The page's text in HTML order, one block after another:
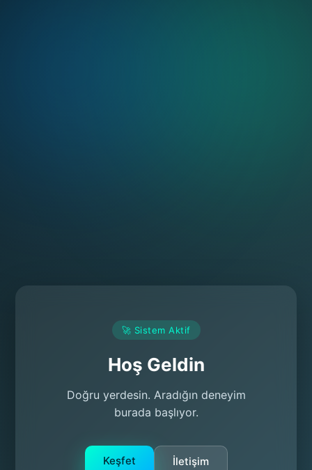
🚀 Sistem Aktif
Hoş Geldin
Doğru yerdesin. Aradığın deneyim
burada başlıyor.
Keşfet İletişim